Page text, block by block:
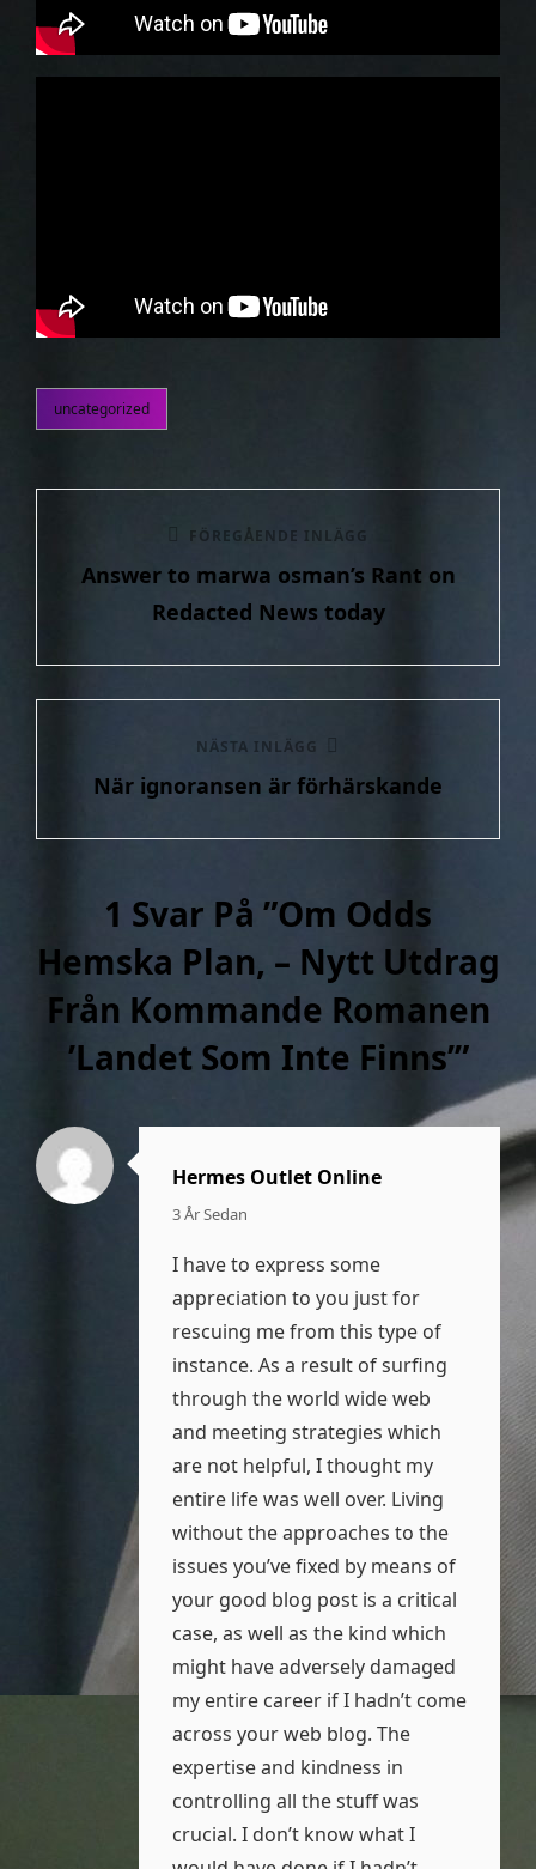
kategorier
uncategorized
Föregående
inlägg
FÖREGÅENDE INLÄGG
Answer to marwa osman’s Rant on
Redacted News today
inlägg
NÄSTA INLÄGG
När ignoransen är förhärskande
1 Svar På ”Om Odds
Hemska Plan, – Nytt Utdrag
Från Kommande Romanen
’Landet Som Inte Finns’”
Hermes Outlet Online
säger:
3 År Sedan
I have to express some
appreciation to you just for
rescuing me from this type of
instance. As a result of surfing
through the world wide web
and meeting strategies which
are not helpful, I thought my
entire life was well over. Living
without the approaches to the
issues you’ve fixed by means of
your good blog post is a critical
case, as well as the kind which
might have adversely damaged
my entire career if I hadn’t come
across your web blog. The
expertise and kindness in
controlling all the stuff was
crucial. I don’t know what I